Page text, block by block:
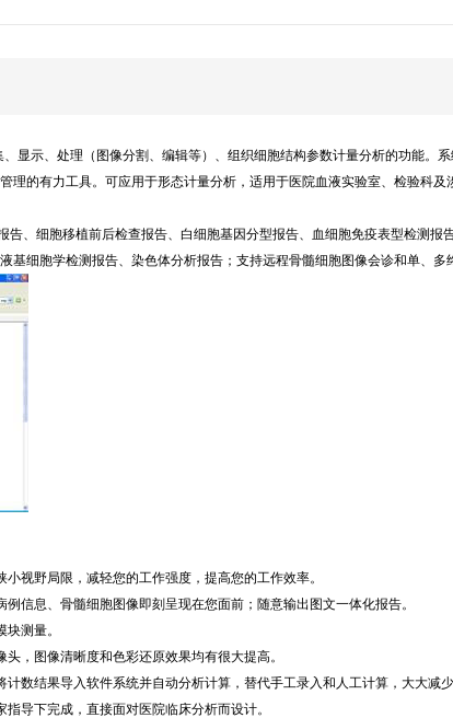
显示、处理（图像分割、编辑等）、组织细胞结构参数计量分析的功能。
理的有力工具。可应用于形态计量分析，适用于医院血液实验室、检验科
、细胞移植前后检查报告、白细胞基因分型报告、血细胞免疫表型检测报
基细胞学检测报告、染色体分析报告；支持远程骨髓细胞图像会诊和单、多
视野局限，减轻您的工作强度，提高您的工作效率。
信息、骨髓细胞图像即刻呈现在您面前；随意输出图文一体化报告。
测量。
，图像清晰度和色彩还原效果均有很大提高。
数结果导入软件系统并自动分析计算，替代手工录入和人工计算，大大减
导下完成，直接面对医院临床分析而设计。